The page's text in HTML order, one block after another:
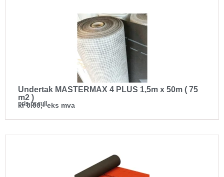
Undertak MASTERMAX 4 PLUS 1,5m x 50m ( 75
m2 )
kr 0.00,- eks mva
pris pr rull